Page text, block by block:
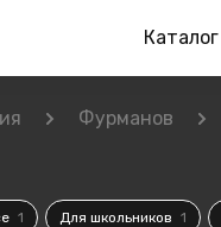
Каталог
Фурманов
1 Для школьников 1